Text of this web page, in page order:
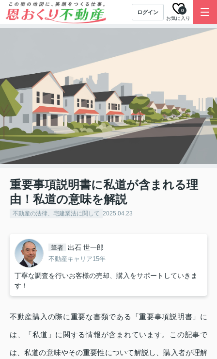
ログイン
お気に入り
0
重要事項説明書に私道が含まれる理
由！私道の意味を解説
不動産の法律、宅建業法に関して 2025.04.23
筆者 出石 世一郎
不動産キャリア15年
丁寧な調査を行いお客様の売却、購入をサポートしていきま
す！
不動産購入の際に重要な書類である「重要事項説明書」に
は、「私道」に関する情報が含まれています。この記事で
は、私道の意味やその重要性について解説し、購入者が理解